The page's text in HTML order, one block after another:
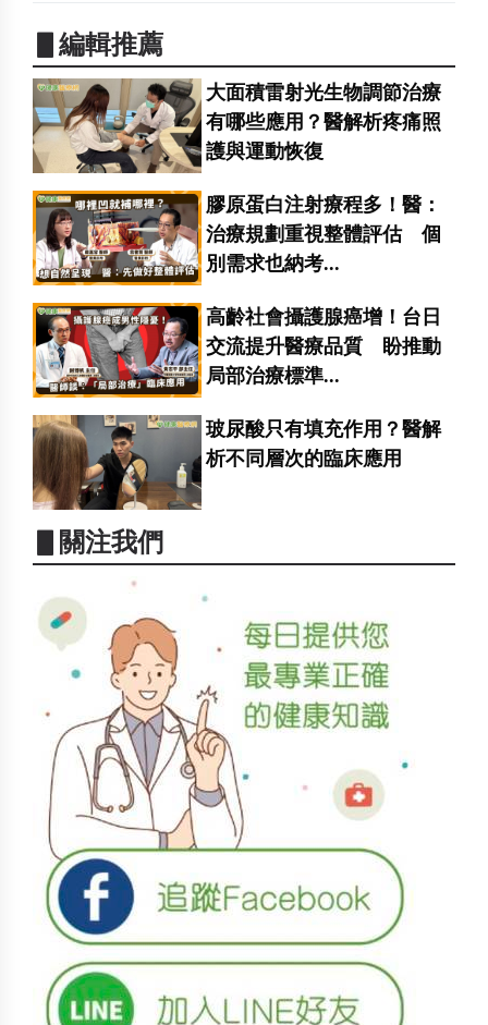
▋編輯推薦
大面積雷射光生物調節治療
有哪些應用？醫解析疼痛照
護與運動恢復
膠原蛋白注射療程多！醫：
治療規劃重視整體評估 個
別需求也納考...
高齡社會攝護腺癌增！台日
交流提升醫療品質 盼推動
局部治療標準...
玻尿酸只有填充作用？醫解
析不同層次的臨床應用
▋關注我們